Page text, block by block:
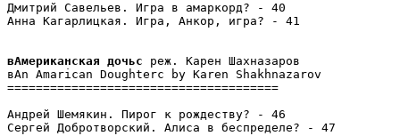
Дмитрий Савельев. Игра в амаркорд? - 40
Анна Кагарлицкая. Игра, Анкор, игра? - 41
вАмериканская дочьс реж. Карен Шахназаров
вAn Amarican Doughterс by Karen Shakhnazarov
======================================
Андрей Шемякин. Пирог к рождеству? - 46
Сергей Добротворский. Алиса в беспределе? - 47